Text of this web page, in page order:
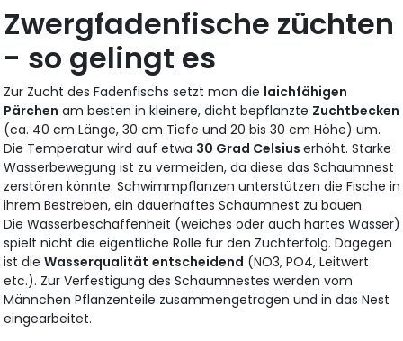
Zwergfadenfische züchten
- so gelingt es
Zur Zucht des Fadenfischs setzt man die laichfähigen
Pärchen am besten in kleinere, dicht bepflanzte Zuchtbecken
(ca. 40 cm Länge, 30 cm Tiefe und 20 bis 30 cm Höhe) um.
Die Temperatur wird auf etwa 30 Grad Celsiuserhöht. Starke
Wasserbewegung ist zu vermeiden, da diese das Schaumnest
zerstören könnte. Schwimmpflanzen unterstützen die Fische in
ihrem Bestreben, ein dauerhaftes Schaumnest zu bauen.
Die Wasserbeschaffenheit (weiches oder auch hartes Wasser)
spielt nicht die eigentliche Rolle für den Zuchterfolg. Dagegen
ist dieWasserqualität entscheidend (NO3, PO4, Leitwert
etc.). Zur Verfestigung des Schaumnestes werden vom
Männchen Pflanzenteile zusammengetragen und in das Nest
eingearbeitet.